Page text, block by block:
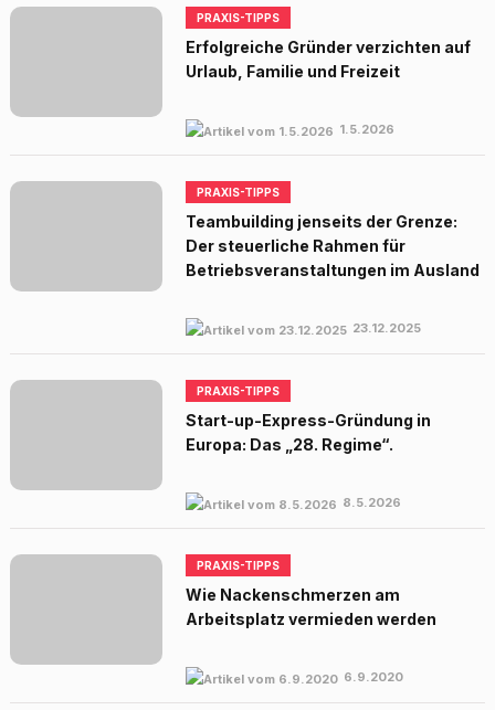
PRAXIS-TIPPS
Erfolgreiche Gründer verzichten auf
Urlaub, Familie und Freizeit
1.5.2026
PRAXIS-TIPPS
Teambuilding jenseits der Grenze:
Der steuerliche Rahmen für
Betriebsveranstaltungen im Ausland
23.12.2025
PRAXIS-TIPPS
Start-up-Express-Gründung in
Europa: Das „28. Regime“.
8.5.2026
PRAXIS-TIPPS
Wie Nackenschmerzen am
Arbeitsplatz vermieden werden
6.9.2020